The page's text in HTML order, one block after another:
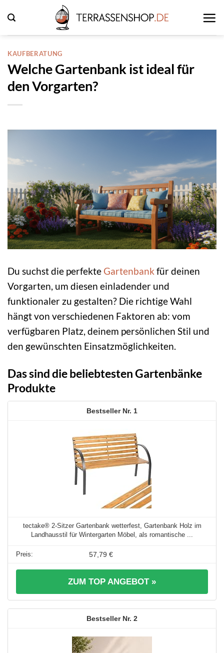
Inhalt
springen
KAUFBERATUNG
Welche Gartenbank ist ideal für
den Vorgarten?
Du suchst die perfekte Gartenbank für deinen
Vorgarten, um diesen einladender und
funktionaler zu gestalten? Die richtige Wahl
hängt von verschiedenen Faktoren ab: vom
verfügbaren Platz, deinem persönlichen Stil und
den gewünschten Einsatzmöglichkeiten.
Das sind die beliebtesten Gartenbänke
Produkte
1
tectake® 2-Sitzer Gartenbank wetterfest, Gartenbank Holz im
Landhausstil für Wintergarten Möbel, als romantische ...
57,79 €
ZUM TOP ANGEBOT »
2